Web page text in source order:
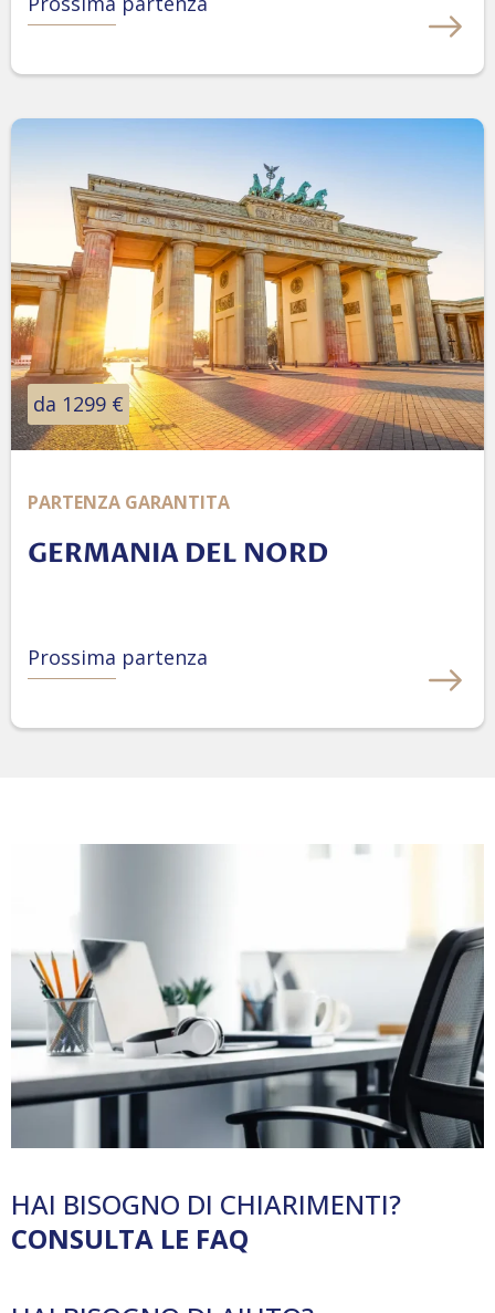
da 1299 €
PARTENZA GARANTITA
GERMANIA DEL NORD
Prossima partenza
HAI BISOGNO DI CHIARIMENTI?
CONSULTA LE FAQ